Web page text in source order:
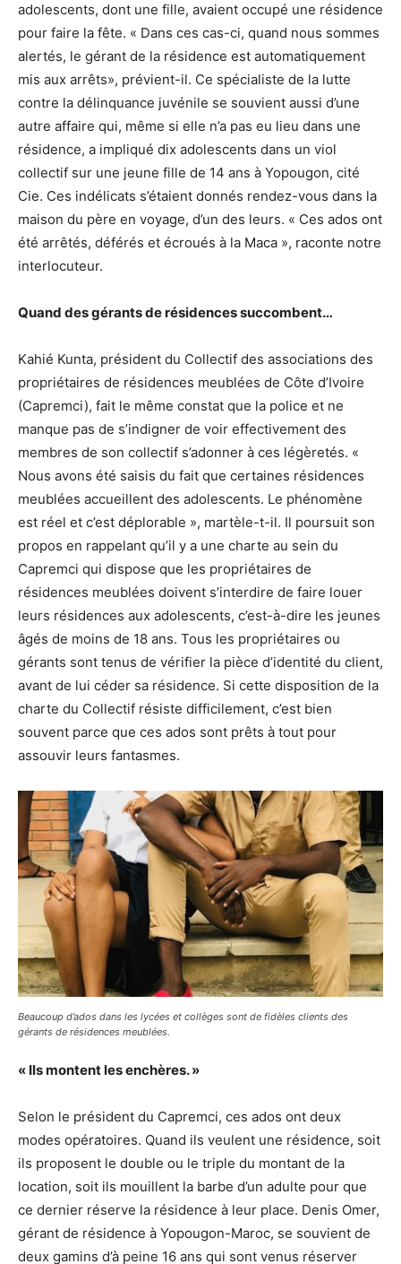
adolescents, dont une fille, avaient occupé une résidence
pour faire la fête. « Dans ces cas-ci, quand nous sommes
alertés, le gérant de la résidence est automatiquement
mis aux arrêts», prévient-il. Ce spécialiste de la lutte
contre la délinquance juvénile se souvient aussi d’une
autre affaire qui, même si elle n’a pas eu lieu dans une
résidence, a impliqué dix adolescents dans un viol
collectif sur une jeune fille de 14 ans à Yopougon, cité
Cie. Ces indélicats s’étaient donnés rendez-vous dans la
maison du père en voyage, d’un des leurs. « Ces ados ont
été arrêtés, déférés et écroués à la Maca », raconte notre
interlocuteur.
Quand des gérants de résidences succombent…
Kahié Kunta, président du Collectif des associations des
propriétaires de résidences meublées de Côte d’Ivoire
(Capremci), fait le même constat que la police et ne
manque pas de s’indigner de voir effectivement des
membres de son collectif s’adonner à ces légèretés. «
Nous avons été saisis du fait que certaines résidences
meublées accueillent des adolescents. Le phénomène
est réel et c’est déplorable », martèle-t-il. Il poursuit son
propos en rappelant qu’il y a une charte au sein du
Capremci qui dispose que les propriétaires de
résidences meublées doivent s’interdire de faire louer
leurs résidences aux adolescents, c’est-à-dire les jeunes
âgés de moins de 18 ans. Tous les propriétaires ou
gérants sont tenus de vérifier la pièce d’identité du client,
avant de lui céder sa résidence. Si cette disposition de la
charte du Collectif résiste difficilement, c’est bien
souvent parce que ces ados sont prêts à tout pour
assouvir leurs fantasmes.
Beaucoup d’ados dans les lycées et collèges sont de fidèles clients des
gérants de résidences meublées.
« Ils montent les enchères. »
Selon le président du Capremci, ces ados ont deux
modes opératoires. Quand ils veulent une résidence, soit
ils proposent le double ou le triple du montant de la
location, soit ils mouillent la barbe d’un adulte pour que
ce dernier réserve la résidence à leur place. Denis Omer,
gérant de résidence à Yopougon-Maroc, se souvient de
deux gamins d’à peine 16 ans qui sont venus réserver